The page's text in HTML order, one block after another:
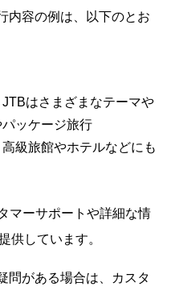
内容の例は、以下のとお
はさまざまなテーマや
ッケージ旅行
級旅館やホテルなどにも
マーサポートや詳細な情
供しています。
問がある場合は、カスタ